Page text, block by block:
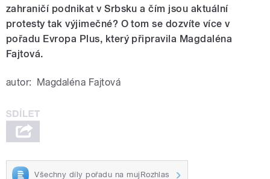
zahraničí podnikat v Srbsku a čím jsou aktuální
protesty tak výjimečné? O tom se dozvíte více v
pořadu Evropa Plus, který připravila Magdaléna
Fajtová.
autor: Magdaléna Fajtová
Všechny díly pořadu na mujRozhlas